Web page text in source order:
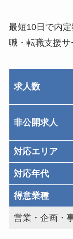
最短10日で内
職・転職支援サ
求人数
非公開求人
対応エリア
対応年代
得意業種
営業・企画・